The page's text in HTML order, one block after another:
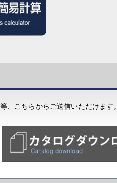
、こちらからご送信いただけます。